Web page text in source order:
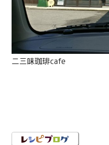
二三味珈琲cafe